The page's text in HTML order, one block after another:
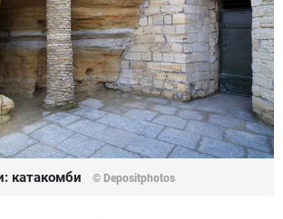
катакомби © Depositphotos